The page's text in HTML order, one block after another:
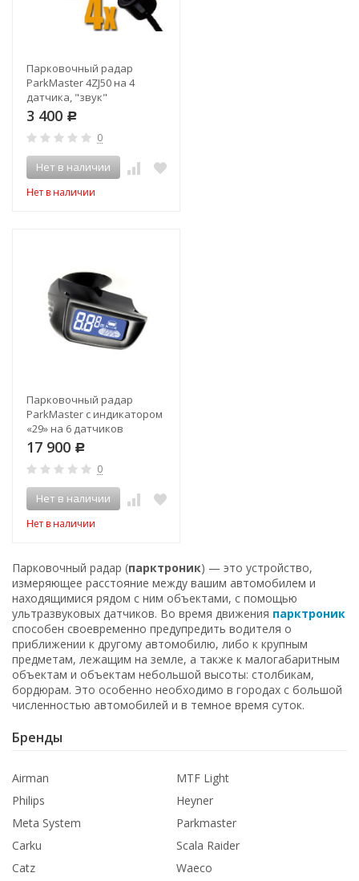
Парковочный радар
ParkMaster 4ZJ50 на 4
датчика, "звук"
3 400 Р
0
Нет в наличии
Нет в наличии
Парковочный радар
ParkMaster с индикатором
«29» на 6 датчиков
17 900 Р
0
Нет в наличии
Нет в наличии
Парковочный радар (парктроник) — это устройство,
измеряющее расстояние между вашим автомобилем и
находящимися рядом с ним объектами, с помощью
ультразвуковых датчиков. Во время движения парктроник
способен своевременно предупредить водителя о
приближении к другому автомобилю, либо к крупным
предметам, лежащим на земле, а также к малогабаритным
объектам и объектам небольшой высоты: столбикам,
бордюрам. Это особенно необходимо в городах с большой
численностью автомобилей и в темное время суток.
Бренды
Airman
MTF Light
Philips
Heyner
Meta System
Parkmaster
Carku
Scala Raider
Catz
Waeco